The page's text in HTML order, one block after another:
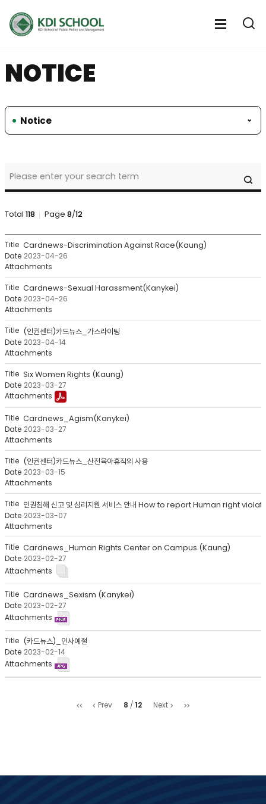
열
전
기
체
뉴
NOTICE
Notice
service
>
Rights
>
notice
Search
Total 118 Page 8/12
student
service
>
Rights
Center
>
notice
목
록
-
번
호,
제
목,
작
성
자,
등
일,
첨
부
파
일,
조
수
Cardnews-Discrimination Against Race(Kaung)
2023-04-26
Cardnews-Sexual Harassment(Kanykei)
2023-04-26
(인권센터)카드뉴스_가스라이팅
2023-04-14
Six Women Rights (Kaung)
2023-03-27
Cardnews_Agism(Kanykei)
2023-03-27
(인권센터)카드뉴스_산전육아휴직의 사용
2023-03-15
2023-03-07
Cardnews_Human Rights Center on Campus (Kaung)
2023-02-27
Cardnews_Sexism (Kanykei)
2023-02-27
(카드뉴스)_인사예절
2023-02-14
처
Prev 8 12 Next
마